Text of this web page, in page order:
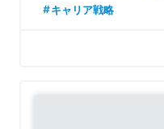
キャリア戦略